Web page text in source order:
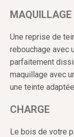
MAQUILLAGE
Une reprise de
rebouchage avec
parfaitement
maquillage avec
une teinte
CHARGE
Le bois de votre